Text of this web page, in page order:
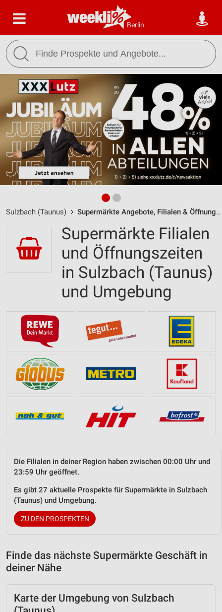
Berlin
Sulzbach (Taunus) Supermärkte Angebote, Filialen & Öffnungszeiten
Supermärkte Filialen
und Öffnungszeiten
in Sulzbach (Taunus)
und Umgebung
Die Filialen in deiner Region haben zwischen 00:00 Uhr und
23:59 Uhr geöffnet.
Es gibt 27 aktuelle Prospekte für Supermärkte in Sulzbach
(Taunus) und Umgebung.
ZU DEN PROSPEKTEN
Finde das nächste Supermärkte Geschäft in
deiner Nähe
Karte der Umgebung von Sulzbach